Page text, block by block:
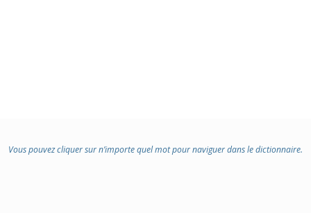
Vous pouvez cliquer sur n’importe quel mot pour naviguer dans le dictionnaire.